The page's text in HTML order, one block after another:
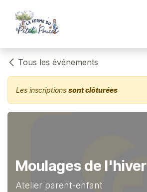
Tous les événements
Les inscriptions sont clôturées
Moulages de l'hiver
Atelier parent-enfant